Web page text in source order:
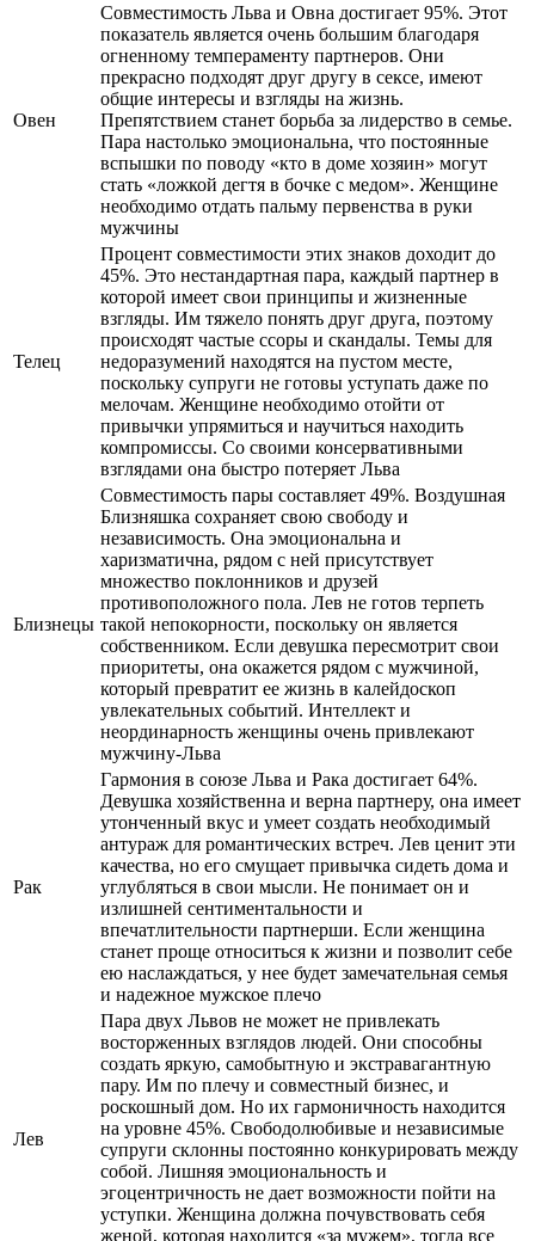
Овен
Совместимость Льва и Овна достигает 95%. Этот
показатель является очень большим благодаря
огненному темпераменту партнеров. Они
прекрасно подходят друг другу в сексе, имеют
общие интересы и взгляды на жизнь.
Препятствием станет борьба за лидерство в семье.
Пара настолько эмоциональна, что постоянные
вспышки по поводу «кто в доме хозяин» могут
стать «ложкой дегтя в бочке с медом». Женщине
необходимо отдать пальму первенства в руки
мужчины
Телец
Процент совместимости этих знаков доходит до
45%. Это нестандартная пара, каждый партнер в
которой имеет свои принципы и жизненные
взгляды. Им тяжело понять друг друга, поэтому
происходят частые ссоры и скандалы. Темы для
недоразумений находятся на пустом месте,
поскольку супруги не готовы уступать даже по
мелочам. Женщине необходимо отойти от
привычки упрямиться и научиться находить
компромиссы. Со своими консервативными
взглядами она быстро потеряет Льва
Близнецы
Совместимость пары составляет 49%. Воздушная
Близняшка сохраняет свою свободу и
независимость. Она эмоциональна и
харизматична, рядом с ней присутствует
множество поклонников и друзей
противоположного пола. Лев не готов терпеть
такой непокорности, поскольку он является
собственником. Если девушка пересмотрит свои
приоритеты, она окажется рядом с мужчиной,
который превратит ее жизнь в калейдоскоп
увлекательных событий. Интеллект и
неординарность женщины очень привлекают
мужчину-Льва
Рак
Гармония в союзе Льва и Рака достигает 64%.
Девушка хозяйственна и верна партнеру, она имеет
утонченный вкус и умеет создать необходимый
антураж для романтических встреч. Лев ценит эти
качества, но его смущает привычка сидеть дома и
углубляться в свои мысли. Не понимает он и
излишней сентиментальности и
впечатлительности партнерши. Если женщина
станет проще относиться к жизни и позволит себе
ею наслаждаться, у нее будет замечательная семья
и надежное мужское плечо
Лев
Пара двух Львов не может не привлекать
восторженных взглядов людей. Они способны
создать яркую, самобытную и экстравагантную
пару. Им по плечу и совместный бизнес, и
роскошный дом. Но их гармоничность находится
на уровне 45%. Свободолюбивые и независимые
супруги склонны постоянно конкурировать между
собой. Лишняя эмоциональность и
эгоцентричность не дает возможности пойти на
уступки. Женщина должна почувствовать себя
женой, которая находится «за мужем», тогда все